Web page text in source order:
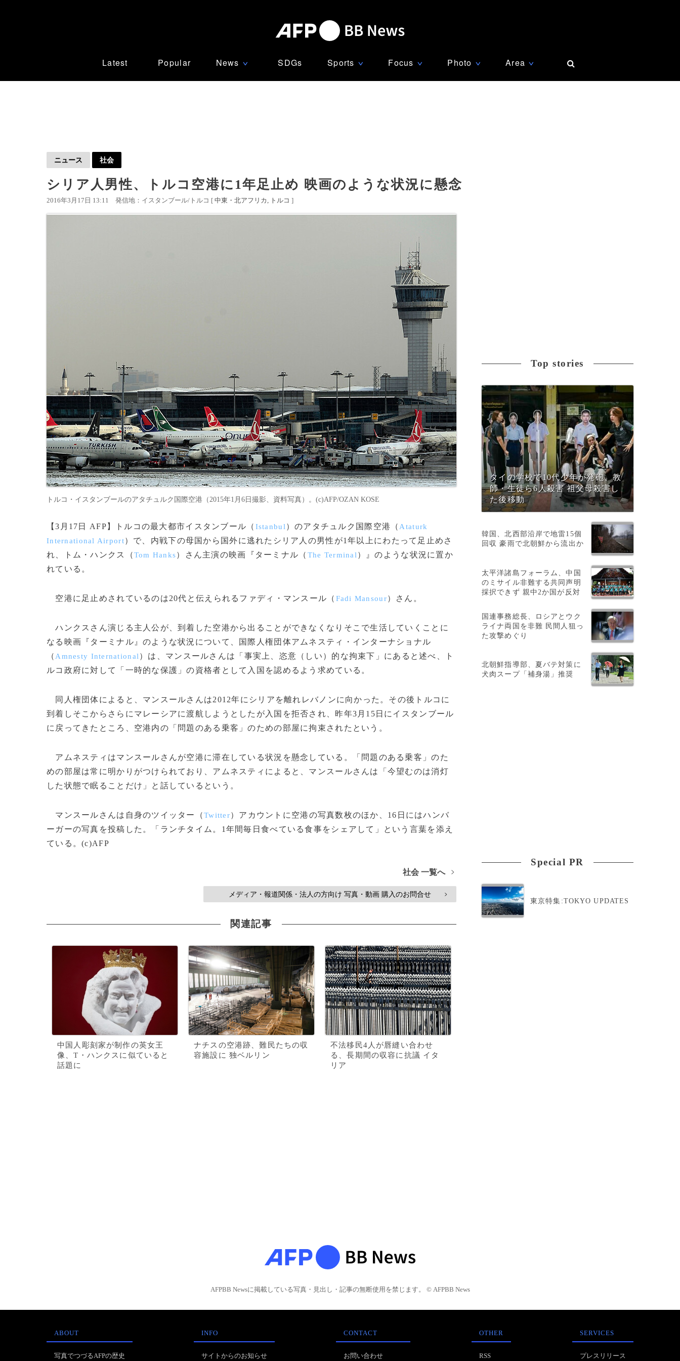
Latest Popular News ∨ SDGs Sports ∨ Focus ∨ Photo ∨ Area ∨
ニュース 社会
シリア人男性、トルコ空港に1年足止め 映画のような状況に懸念
2016年3月17日 13:11 発信地：イスタンブール/トルコ [ 中東・北アフリカ トルコ ]
トルコ・イスタンブールのアタチュルク国際空港（2015年1月6日撮影、資料写真）。(c)AFP/OZAN KOSE
【3月17日 AFP】トルコの最大都市イスタンブール（ Istanbul ）のアタチュルク国際空港（ Ataturk
International Airport）で、内戦下の母国から国外に逃れたシリア人の男性が1年以上にわたって足止めさ
れ、トム・ハンクス（Tom Hanks）さん主演の映画『ターミナル（ The Terminal ）』のような状況に置か
れている。
空港に足止めされているのは20代と伝えられるファディ・マンスール（ Fadi Mansour）さん。
ハンクスさん演じる主人公が、到着した空港から出ることができなくなりそこで生活していくことに
なる映画『ターミナル』のような状況について、国際人権団体アムネスティ・インターナショナル
（ Amnesty International ）は、マンスールさんは「事実上、恣意（しい）的な拘束下」にあると述べ、ト
ルコ政府に対して「一時的な保護」の資格者として入国を認めるよう求めている。
同人権団体によると、マンスールさんは2012年にシリアを離れレバノンに向かった。その後トルコに
到着しそこからさらにマレーシアに渡航しようとしたが入国を拒否され、昨年3月15日にイスタンブール
に戻ってきたところ、空港内の「問題のある乗客」のための部屋に拘束されたという。
アムネスティはマンスールさんが空港に滞在している状況を懸念している。「問題のある乗客」のた
めの部屋は常に明かりがつけられており、アムネスティによると、マンスールさんは「今望むのは消灯
した状態で眠ることだけ」と話しているという。
マンスールさんは自身のツイッター（Twitter）アカウントに空港の写真数枚のほか、16日にはハンバ
ーガーの写真を投稿した。「ランチタイム。1年間毎日食べている食事をシェアして」という言葉を添え
ている。(c)AFP
社会 一覧へ >
メディア・報道関係・法人の方向け 写真・動画 購入のお問合せ >
関連記事
中国人彫刻家が制作の英女王
像、T・ハンクスに似ていると
話題に
ナチスの空港跡、難民たちの収
容施設に 独ベルリン
不法移民4人が唇縫い合わせ
る、長期間の収容に抗議 イタ
リア
Top stories
タイの学校で10代少年が発砲、教
師・生徒ら6人殺害 祖父母殺害し
た後移動
韓国、北西部沿岸で地雷15個
回収 豪雨で北朝鮮から流出か
太平洋諸島フォーラム、中国
のミサイル非難する共同声明
採択できず 親中2か国が反対
国連事務総長、ロシアとウク
ライナ両国を非難 民間人狙っ
た攻撃めぐり
北朝鮮指導部、夏バテ対策に
犬肉スープ「補身湯」推奨
Special PR
東京特集:TOKYO UPDATES
AFPBB Newsに掲載している写真・見出し・記事の無断使用を禁じます。 © AFPBB News
ABOUT
写真でつづるAFPの歴史
INFO
サイトからのお知らせ
CONTACT
お問い合わせ
OTHER
RSS
SERVICES
プレスリリース